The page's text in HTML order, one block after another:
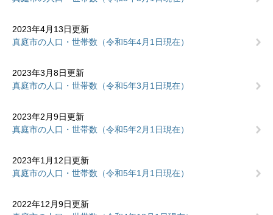
2023年4月13日更新
真庭市の人口・世帯数（令和5年4月1日現在）
2023年3月8日更新
真庭市の人口・世帯数（令和5年3月1日現在）
2023年2月9日更新
真庭市の人口・世帯数（令和5年2月1日現在）
2023年1月12日更新
真庭市の人口・世帯数（令和5年1月1日現在）
2022年12月9日更新